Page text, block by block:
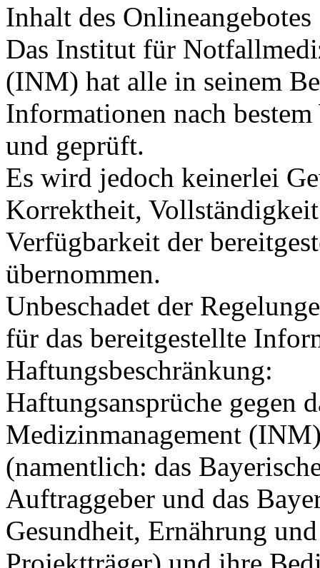
Inhalt des Onlineangebotes
Das Institut für
(INM) hat alle in seinem
Informationen nach
und geprüft.
Es wird jedoch keinerlei
Korrektheit,
Verfügbarkeit der
übernommen.
Unbeschadet der
für das bereitgestellte
Haftungsbeschränkung:
Haftungsansprüche
Medizinmanagement
(namentlich: das
Auftraggeber und das
Gesundheit, Ernährung